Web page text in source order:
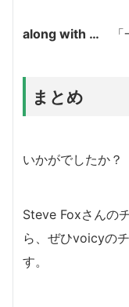
along with … 「
まとめ
いかがでしたか？
Steve Foxさんの
ら、ぜひvoicyの
す。